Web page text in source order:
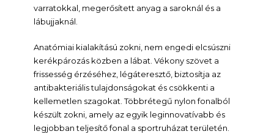
varratokkal, megerősített anyag a saroknál és a
lábujjaknál.
Anatómiai kialakítású zokni, nem engedi elcsúszni
kerékpározás közben a lábat. Vékony szövet a
frissesség érzéséhez, légáteresztő, biztosítja az
antibakteriális tulajdonságokat és csökkenti a
kellemetlen szagokat. Többrétegű nylon fonalból
készült zokni, amely az egyik leginnovatívabb és
legjobban teljesítő fonal a sportruházat területén.